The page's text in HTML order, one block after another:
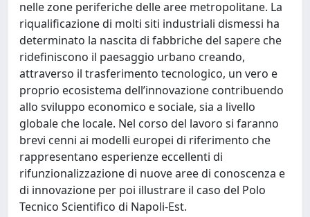
nelle zone periferiche delle aree metropolitane. La
riqualificazione di molti siti industriali dismessi ha
determinato la nascita di fabbriche del sapere che
ridefiniscono il paesaggio urbano creando,
attraverso il trasferimento tecnologico, un vero e
proprio ecosistema dell’innovazione contribuendo
allo sviluppo economico e sociale, sia a livello
globale che locale. Nel corso del lavoro si faranno
brevi cenni ai modelli europei di riferimento che
rappresentano esperienze eccellenti di
rifunzionalizzazione di nuove aree di conoscenza e
di innovazione per poi illustrare il caso del Polo
Tecnico Scientifico di Napoli-Est.